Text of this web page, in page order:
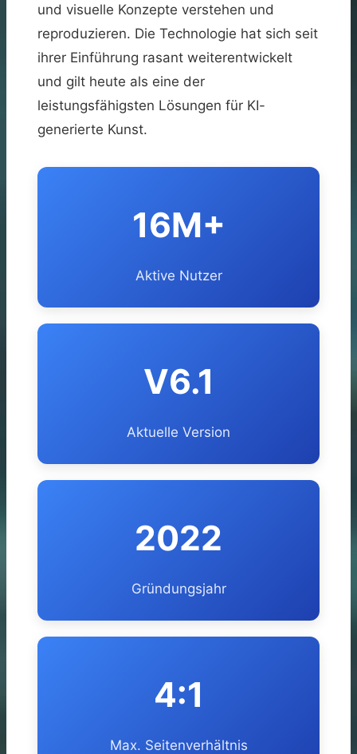
und visuelle Konzepte verstehen und
reproduzieren. Die Technologie hat sich seit
ihrer Einführung rasant weiterentwickelt
und gilt heute als eine der
leistungsfähigsten Lösungen für KI-
generierte Kunst.
16M+
Aktive Nutzer
V6.1
Aktuelle Version
2022
Gründungsjahr
4:1
Max. Seitenverhältnis